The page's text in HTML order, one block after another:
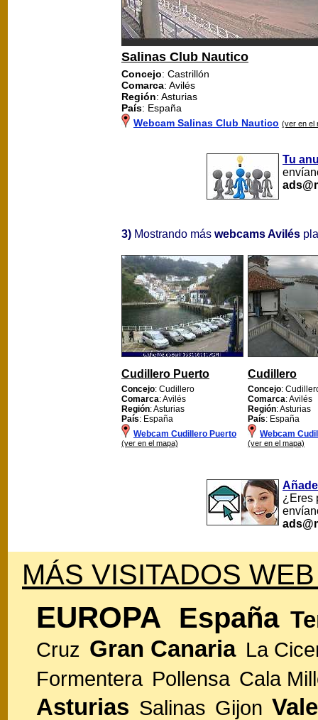
Salinas Club Nautico
Concejo: Castrillón
Comarca: Avilés
Región: Asturias
País: España
Webcam Salinas Club Nautico (ver en el
Tu
3) Mostrando más webcams Avilés
Cudillero Puerto
Concejo: Cudillero
Comarca: Avilés
Región: Asturias
País: España
Webcam Cudillero Puerto
(ver en el mapa)
Cudillero
Concejo:
Comarca: Avilés
Región: Asturias
País: España
Webcam
(ver en el mapa)
¿Eres
MÁS VISITADOS
EUROPA España
Cruz Gran Canaria La
Formentera Pollensa Cala
Asturias Salinas Gijon